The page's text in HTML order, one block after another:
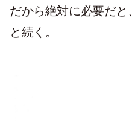
だから絶対に必要だと
と続く。